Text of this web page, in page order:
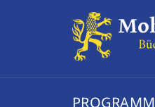
PROGRAMM